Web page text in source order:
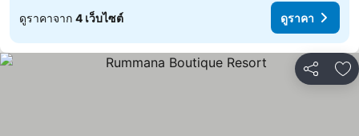
ดูราคาจาก 4 เว็บไซต์ ดูราคา
แชร์ เ